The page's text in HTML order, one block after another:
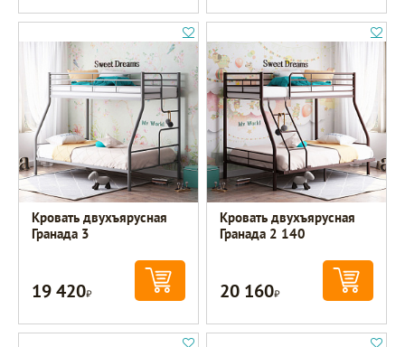
Кровать двухъярусная
Гранада 3
19 420Р
Кровать двухъярусная
Гранада 2 140
20 160Р